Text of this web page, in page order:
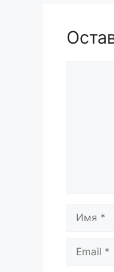
Имя
Email